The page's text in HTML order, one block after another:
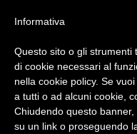
Cronaca
Informativa
Questo sito o gli strumenti
di cookie necessari al
nella cookie policy. Se
a tutti o ad alcuni cookie,
Chiudendo questo
su un link o proseguendo